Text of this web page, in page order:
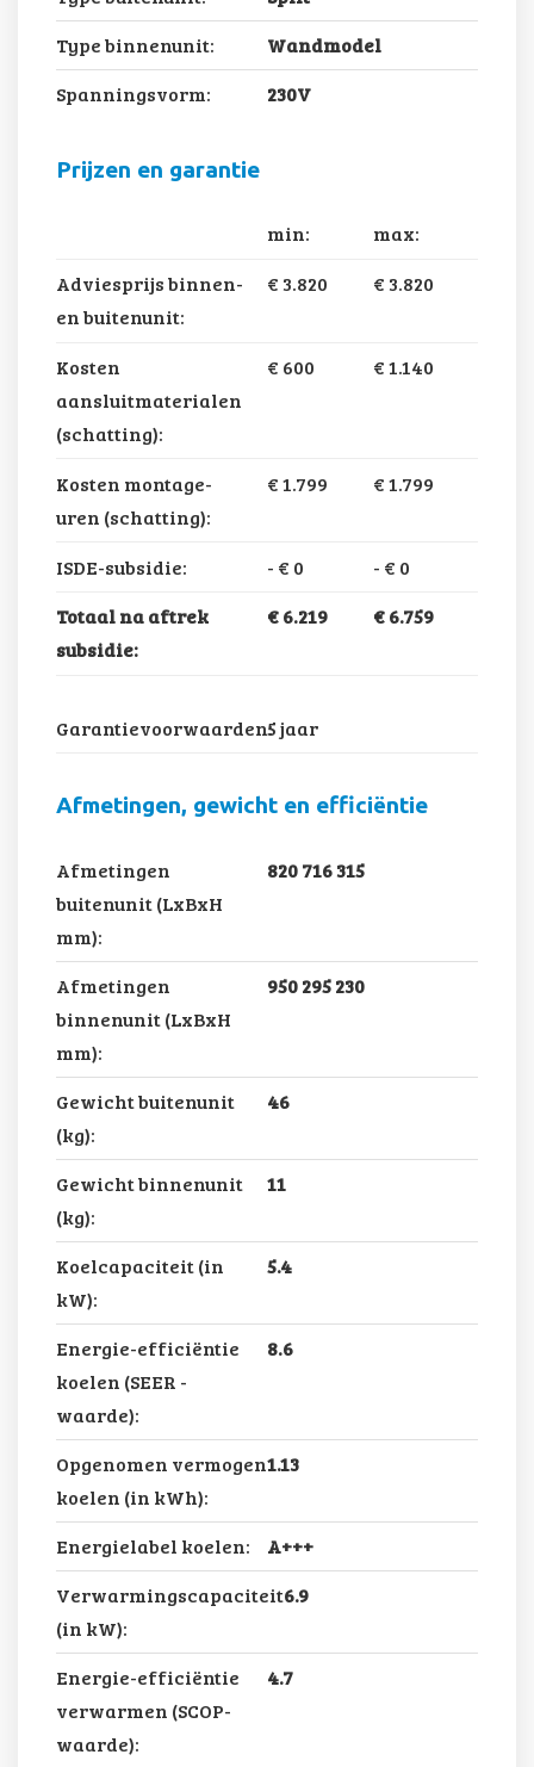
Type binnenunit:
Wandmodel
Spanningsvorm:
230V
Prijzen en garantie
min:
max:
Adviesprijs binnen-
en buitenunit:
€ 3.820 € 3.820
Kosten
aansluitmaterialen
(schatting):
€ 600 € 1.140
Kosten montage-
uren (schatting):
€ 1.799 € 1.799
ISDE-subsidie: - € 0 - € 0
Totaal na aftrek
subsidie:
€ 6.219 € 6.759
Garantievoorwaarden:5 jaar
Afmetingen, gewicht en efficiëntie
Afmetingen
buitenunit (LxBxH
mm):
820 716 315
Afmetingen
binnenunit (LxBxH
mm):
950 295 230
Gewicht buitenunit
(kg):
46
Gewicht binnenunit
(kg):
11
Koelcapaciteit (in
kW):
5.4
Energie-efficiëntie
koelen (SEER -
waarde):
8.6
Opgenomen vermogen
koelen (in kWh):
1.13
Energielabel koelen:
A+++
Verwarmingscapaciteit
(in kW):
6.9
Energie-efficiëntie
verwarmen (SCOP-
waarde):
4.7